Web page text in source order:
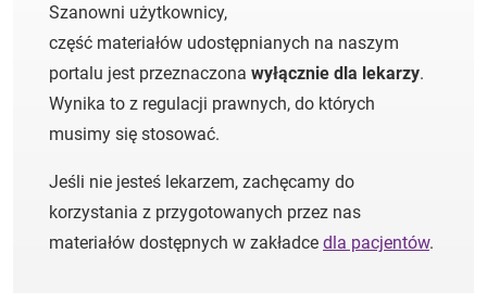
Szanowni użytkownicy,
część materiałów udostępnianych na naszym
portalu jest przeznaczona wyłącznie dla lekarzy.
Wynika to z regulacji prawnych, do których
musimy się stosować.
Jeśli nie jesteś lekarzem, zachęcamy do
korzystania z przygotowanych przez nas
materiałów dostępnych w zakładce dla pacjentów.